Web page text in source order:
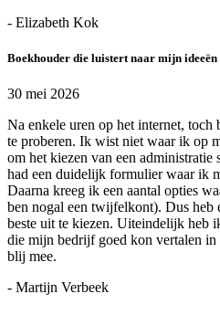
- Elizabeth Kok
Boekhouder die luistert naar mijn ideeën
30 mei 2026
Na enkele uren op het internet, toch
te proberen. Ik wist niet waar ik op
om het kiezen van een
had een duidelijk formulier waar ik
Daarna kreeg ik een aantal opties
ben nogal een twijfelkont). Dus heb
beste uit te kiezen. Uiteindelijk heb
die mijn bedrijf goed kon vertalen in
blij mee.
- Martijn Verbeek